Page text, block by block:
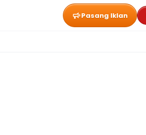
Pasang Iklan